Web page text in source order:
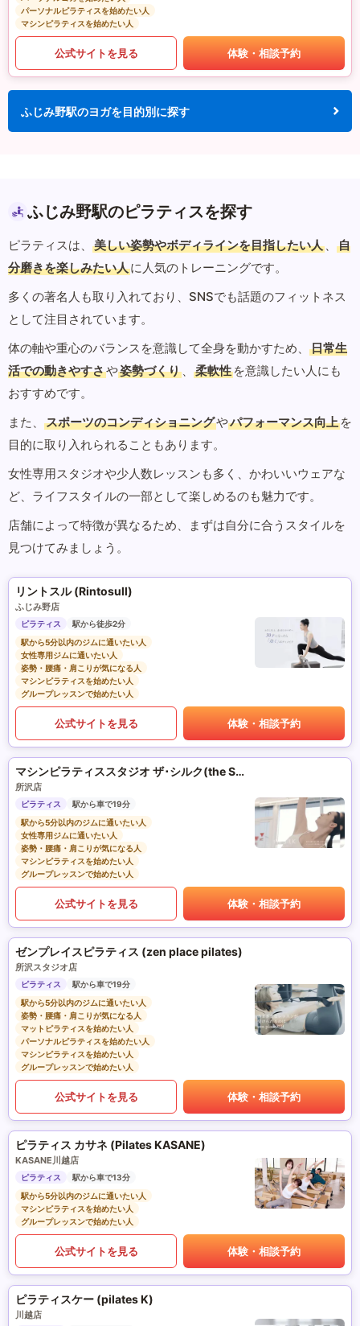
パーソナルピラティスを始めたい人
マシンピラティスを始めたい人
公式サイトを見る 体験・相談予約
ふじみ野駅のヨガを目的別に探す
ふじみ野駅のピラティスを探す
ピラティスは、 美しい姿勢やボディラインを目指したい人 、
自
分磨きを楽しみたい人に人気のトレーニングです。
多くの著名人も取り入れており、SNSでも話題のフィットネス
として注目されています。
体の軸や重心のバランスを意識して全身を動かすため、
日常生
活での動きやすさや姿勢づくり 、 柔軟性 を意識したい人にも
おすすめです。
また、
スポーツのコンディショニングやパフォーマンス向上 を
目的に取り入れられることもあります。
女性専用スタジオや少人数レッスンも多く、かわいいウェアな
ど、ライフスタイルの一部として楽しめるのも魅力です。
店舗によって特徴が異なるため、まずは自分に合うスタイルを
見つけてみましょう。
リントスル (Rintosull)
ふじみ野店
ピラティス
駅から徒歩2分
駅から5分以内のジムに通いたい人
女性専用ジムに通いたい人
姿勢・腰痛・肩こりが気になる人
マシンピラティスを始めたい人
グループレッスンで始めたい人
公式サイトを見る 体験・相談予約
マシンピラティススタジオ ザ･シルク(the SILK)
所沢店
ピラティス
駅から車で19分
駅から5分以内のジムに通いたい人
女性専用ジムに通いたい人
姿勢・腰痛・肩こりが気になる人
マシンピラティスを始めたい人
グループレッスンで始めたい人
公式サイトを見る 体験・相談予約
ゼンプレイスピラティス (zen place pilates)
所沢スタジオ店
ピラティス
駅から車で19分
駅から5分以内のジムに通いたい人
姿勢・腰痛・肩こりが気になる人
マットピラティスを始めたい人
パーソナルピラティスを始めたい人
マシンピラティスを始めたい人
グループレッスンで始めたい人
公式サイトを見る 体験・相談予約
ピラティス カサネ (Pilates KASANE)
KASANE川越店
ピラティス
駅から車で13分
駅から5分以内のジムに通いたい人
マシンピラティスを始めたい人
グループレッスンで始めたい人
公式サイトを見る 体験・相談予約
ピラティスケー (pilates K)
川越店